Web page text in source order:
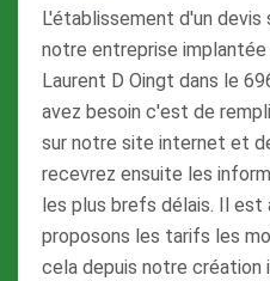
L'établissement d'un
notre entreprise implantée
Laurent D Oingt dans le
avez besoin c'est de
sur notre site internet et
recevrez ensuite les
les plus brefs délais. Il est
proposons les tarifs les
cela depuis notre création